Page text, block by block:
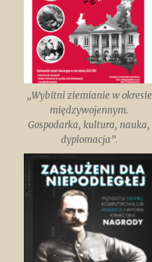
„Wybitni ziemianie w okresie
międzywojennym.
Gospodarka, kultura, nauka,
dyplomacja”.